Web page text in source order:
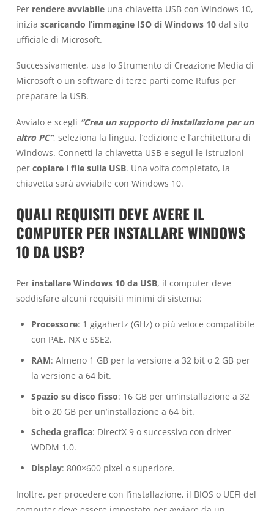
Per rendere avviabile una chiavetta USB con Windows 10,
inizia scaricando l’immagine ISO di Windows 10 dal sito
ufficiale di Microsoft.
Successivamente, usa lo Strumento di Creazione Media di
Microsoft o un software di terze parti come Rufus per
preparare la USB.
Avvialo e scegli “Crea un supporto di installazione per un
altro PC”, seleziona la lingua, l’edizione e l’architettura di
Windows. Connetti la chiavetta USB e segui le istruzioni
per copiare i file sulla USB. Una volta completato, la
chiavetta sarà avviabile con Windows 10.
QUALI REQUISITI DEVE AVERE IL
COMPUTER PER INSTALLARE WINDOWS
10 DA USB?
Per installare Windows 10 da USB, il computer deve
soddisfare alcuni requisiti minimi di sistema:
Processore: 1 gigahertz (GHz) o più veloce compatibile
con PAE, NX e SSE2.
RAM: Almeno 1 GB per la versione a 32 bit o 2 GB per
la versione a 64 bit.
Spazio su disco fisso: 16 GB per un’installazione a 32
bit o 20 GB per un’installazione a 64 bit.
Scheda grafica: DirectX 9 o successivo con driver
WDDM 1.0.
Display: 800×600 pixel o superiore.
Inoltre, per procedere con l’installazione, il BIOS o UEFI del